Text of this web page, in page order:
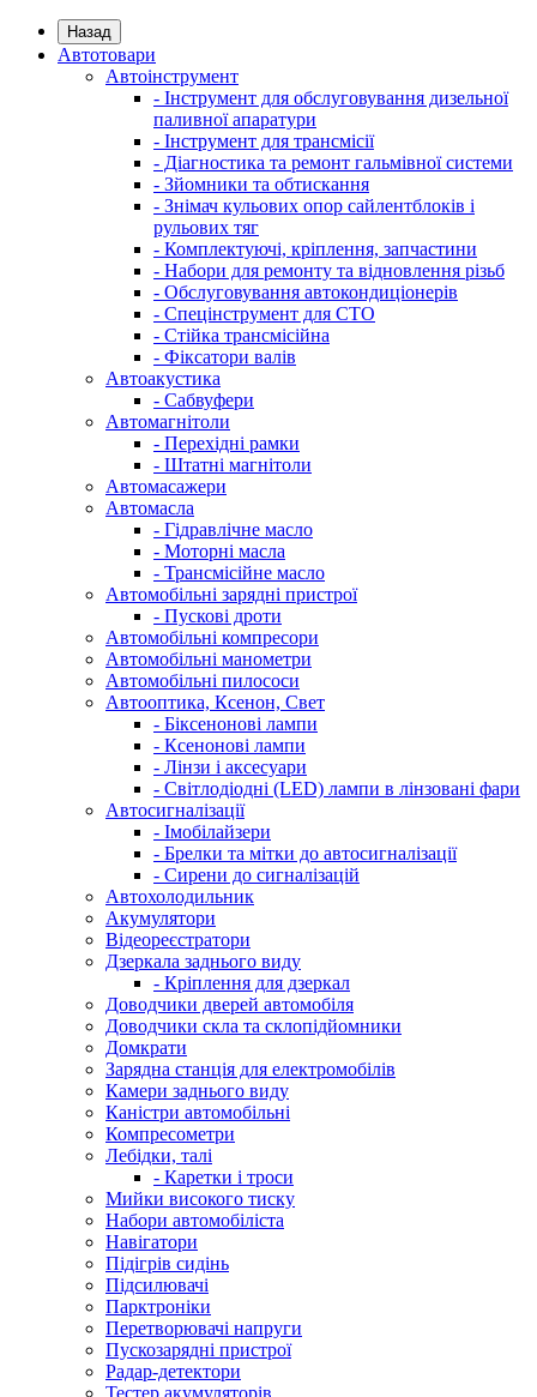
Назад
Автотовари
Автоінструмент
- Інструмент для обслуговування дизельної
паливної апаратури
- Інструмент для трансмісії
- Діагностика та ремонт гальмівної системи
- Зйомники та обтискання
- Знімач кульових опор сайлентблоків і
рульових тяг
- Комплектуючі, кріплення, запчастини
- Набори для ремонту та відновлення різьб
- Обслуговування автокондиціонерів
- Спецінструмент для СТО
- Стійка трансмісійна
- Фіксатори валів
Автоакустика
- Сабвуфери
Автомагнітоли
- Перехідні рамки
- Штатні магнітоли
Автомасажери
Автомасла
- Гідравлічне масло
- Моторні масла
- Трансмісійне масло
Автомобільні зарядні пристрої
- Пускові дроти
Автомобільні компресори
Автомобільні манометри
Автомобільні пилососи
Автооптика, Ксенон, Свет
- Біксенонові лампи
- Ксенонові лампи
- Лінзи і аксесуари
- Світлодіодні (LED) лампи в лінзовані фари
Автосигналізації
- Імобілайзери
- Брелки та мітки до автосигналізації
- Сирени до сигналізацій
Автохолодильник
Акумулятори
Відеореєстратори
Дзеркала заднього виду
- Кріплення для дзеркал
Доводчики дверей автомобіля
Доводчики скла та склопідйомники
Домкрати
Зарядна станція для електромобілів
Камери заднього виду
Каністри автомобільні
Компресометри
Лебідки, талі
- Каретки і троси
Мийки високого тиску
Набори автомобіліста
Навігатори
Підігрів сидінь
Підсилювачі
Парктроніки
Перетворювачі напруги
Пускозарядні пристрої
Радар-детектори
Тестер акумуляторів